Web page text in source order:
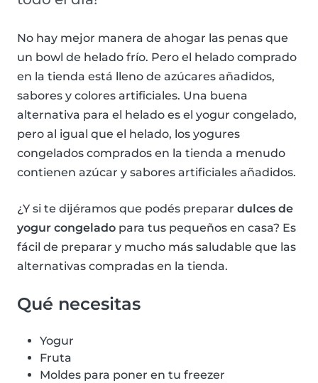
No hay mejor manera de ahogar las penas que
un bowl de helado frío. Pero el helado comprado
en la tienda está lleno de azúcares añadidos,
sabores y colores artificiales. Una buena
alternativa para el helado es el yogur congelado,
pero al igual que el helado, los yogures
congelados comprados en la tienda a menudo
contienen azúcar y sabores artificiales añadidos.
¿Y si te dijéramos que podés preparar dulces de
yogur congelado para tus pequeños en casa? Es
fácil de preparar y mucho más saludable que las
alternativas compradas en la tienda.
Qué necesitas
Yogur
Fruta
Moldes para poner en tu freezer